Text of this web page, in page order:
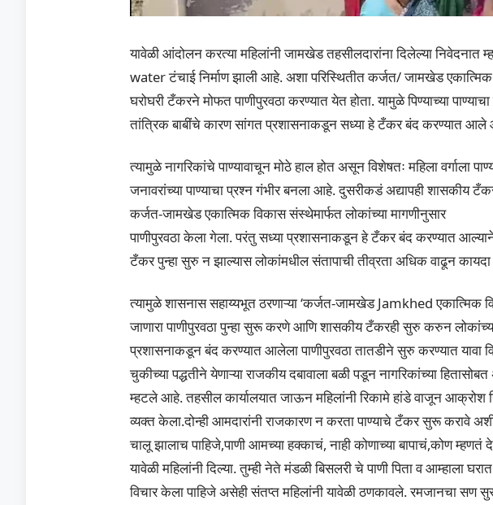
यावेळी आंदोलन करत्या महिलांनी जामखेड तहसीलदारांना दिलेल्या
water टंचाई निर्माण झाली आहे. अशा परिस्थितीत कर्जत/ जामखेड एकात्मिक
घरोघरी टँकरने मोफत पाणीपुरवठा करण्यात येत होता. यामुळे पिण्याच्या
तांत्रिक बाबींचे कारण सांगत प्रशासनाकडून सध्या हे टँकर बंद करण्यात
त्यामुळे नागरिकांचे पाण्यावाचून मोठे हाल होत असून विशेषतः महिला वर्गाला
जनावरांच्या पाण्याचा‌ प्रश्न गंभीर बनला आहे. दुसरीकडं अद्यापही शासकीय
कर्जत-जामखेड एकात्मिक विकास संस्थेमार्फत लोकांच्या मागणीनुसार
पाणीपुरवठा केला गेला. परंतु सध्या प्रशासनाकडून हे टँकर बंद करण्यात
टँकर पुन्हा सुरु न झाल्यास लोकांमधील संतापाची तीव्रता अधिक वाढून कायदा
त्यामुळे शासनास सहाय्यभूत ठरणाऱ्या ‘कर्जत-जामखेड Jamkhed एकात्मिक
जाणारा पाणीपुरवठा पुन्हा सुरू करणे आणि शासकीय टँकरही सुरु करुन
प्रशासनाकडून बंद करण्यात आलेला पाणीपुरवठा तातडीने सुरु करण्यात यावा
चुकीच्या पद्धतीने येणाऱ्या राजकीय दबावाला बळी‌ पडून नागरिकांच्या
म्हटले आहे. तहसील कार्यालयात जाऊन महिलांनी रिकामे हांडे वाजून आक्रोश
व्यक्त केला.दोन्ही आमदारांनी राजकारण न करता पाण्याचे टँकर सुरू करावे
चालू झालाच पाहिजे,पाणी आमच्या हक्काचं, नाही कोणाच्या बापाचं,कोण म्हणतं
यावेळी महिलांनी दिल्या. तुम्ही नेते मंडळी बिसलरी चे पाणी पिता व आम्हाला
विचार केला पाहिजे असेही संतप्त महिलांनी यावेळी ठणकावले. रमजानचा सण